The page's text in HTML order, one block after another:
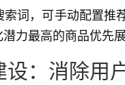
词，可手动配置
力最高的商品优先
：消除用